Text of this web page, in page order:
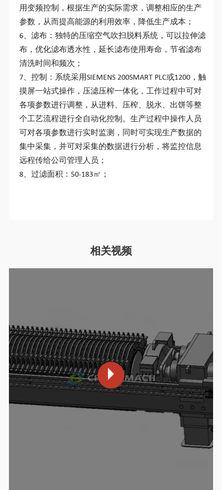
用变频控制，根据生产的实际需求，调整相应的生产
参数，从而提高能源的利用效率，降低生产成本；
6、滤布：独特的压缩空气吹扫脱料系统，可以拉伸滤
布，优化滤布透水性，延长滤布使用寿命，节省滤布
清洗时间和频次；
7、控制：系统采用SIEMENS 200SMART PLC或1200，触
摸屏一站式操作，压滤压榨一体化，工作过程中可对
各项参数进行调整，从进料、压榨、脱水、出饼等整
个工艺流程进行全自动化控制。生产过程中操作人员
可对各项参数进行实时监测，同时可实现生产数据的
集中采集，并可对采集的数据进行分析，将监控信息
远程传给公司管理人员；
8、过滤面积：50-183㎡；
相关视频